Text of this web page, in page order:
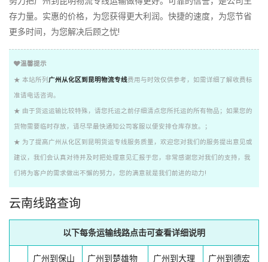
存力量。实惠的价格，为您获得更大利润。快捷的速度，为您节省
更多时间，为您解决后顾之忧!
温馨提示
★ 本站所列 广州从化区到昆明物流专线费用与时效仅供参考，如需详细了解收费标
准请电话咨询。
★ 由于货运运输比较特殊，请您托运之前仔细清点您所托运的所有物品；如果您的
货物需要临时存放，请尽早最快通知公司客服以便安排仓库存放。；
★ 为了提高广州从化区到昆明货运专线服务质量，欢迎您对我们的服务提出意见或
建议，我们会认真对待并及时把处理意见汇报于您，非常感谢您对我们的支持，我
们将为客户的需求做出不懈的努力，您的满意就是我们前进的动力!
云南线路查询
以下每条运输线路点击可查看详细说明
广州到保山
广州到楚雄物
广州到大理
广州到德宏